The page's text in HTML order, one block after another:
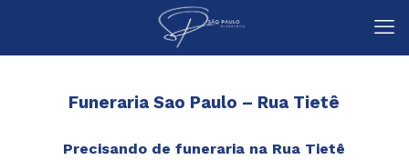
Funeraria Sao Paulo – Rua Tietê
Precisando de funeraria na Rua Tietê